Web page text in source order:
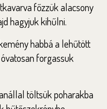
főzzük alacsony
hagyjuk kihűlni.
habbá a lehűtött
forgassuk
töltsük poharakba